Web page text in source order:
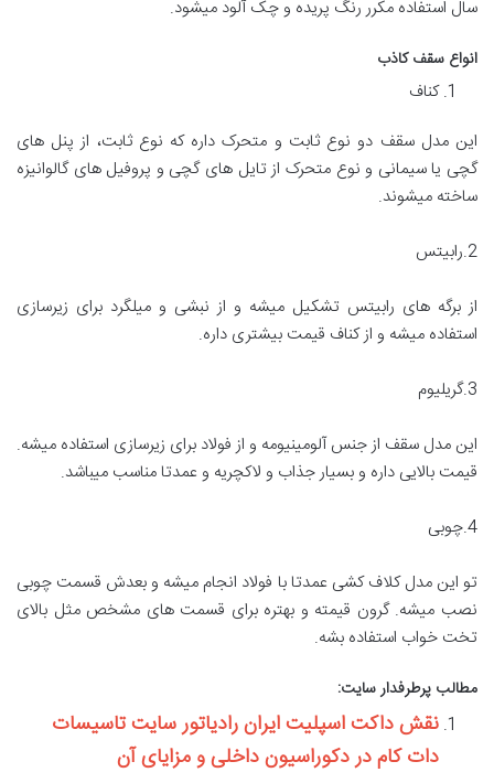
سال استفاده مکرر رنگ پریده و چک آلود میشود.
انواع سقف کاذب
کناف
این مدل سقف دو نوع ثابت و متحرک داره که نوع ثابت، از پنل های
گچی یا سیمانی و نوع متحرک از تایل های گچی و پروفیل های گالوانیزه
ساخته میشوند.
2.رابیتس
از برگه های رابیتس تشکیل میشه و از نبشی و میلگرد برای زیرسازی
استفاده میشه و از کناف قیمت بیشتری داره.
3.گریلیوم
این مدل سقف از جنس آلومینیومه و از فولاد برای زیرسازی استفاده میشه.
قیمت بالایی داره و بسیار جذاب و لاکچریه و عمدتا مناسب میباشد.
4.چوبی
تو این مدل کلاف کشی عمدتا با فولاد انجام میشه و بعدش قسمت چوبی
نصب میشه. گرون قیمته و بهتره برای قسمت های مشخص مثل بالای
تخت خواب استفاده بشه.
مطالب پرطرفدار سایت:
نقش داکت اسپلیت ایران رادیاتور سایت تاسیسات
دات کام در دکوراسیون داخلی و مزایای آن